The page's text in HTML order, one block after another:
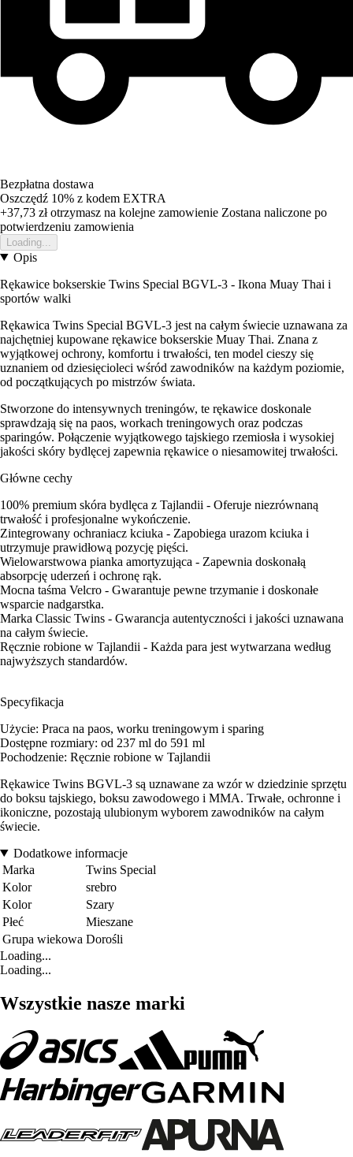
Bezpłatna dostawa
Oszczędź 10% z kodem EXTRA
+37,73 złotrzymasz na kolejne zamowienie Zostana naliczone po
potwierdzeniu zamowienia
Loading...
Opis
Rękawice bokserskie Twins Special BGVL-3 - Ikona Muay Thai i
sportów walki
Rękawica Twins Special BGVL-3 jest na całym świecie uznawana za
najchętniej kupowane rękawice bokserskie Muay Thai. Znana z
wyjątkowej ochrony, komfortu i trwałości, ten model cieszy się
uznaniem od dziesięcioleci wśród zawodników na każdym poziomie,
od początkujących po mistrzów świata.
Stworzone do intensywnych treningów, te rękawice doskonale
sprawdzają się na paos, workach treningowych oraz podczas
sparingów. Połączenie wyjątkowego tajskiego rzemiosła i wysokiej
jakości skóry bydlęcej zapewnia rękawice o niesamowitej trwałości.
Główne cechy
100% premium skóra bydlęca z Tajlandii - Oferuje niezrównaną
trwałość i profesjonalne wykończenie.
Zintegrowany ochraniacz kciuka - Zapobiega urazom kciuka i
utrzymuje prawidłową pozycję pięści.
Wielowarstwowa pianka amortyzująca - Zapewnia doskonałą
absorpcję uderzeń i ochronę rąk.
Mocna taśma Velcro - Gwarantuje pewne trzymanie i doskonałe
wsparcie nadgarstka.
Marka Classic Twins - Gwarancja autentyczności i jakości uznawana
na całym świecie.
Ręcznie robione w Tajlandii - Każda para jest wytwarzana według
najwyższych standardów.
Specyfikacja
Użycie: Praca na paos, worku treningowym i sparing
Dostępne rozmiary: od 237 ml do 591 ml
Pochodzenie: Ręcznie robione w Tajlandii
Rękawice Twins BGVL-3 są uznawane za wzór w dziedzinie sprzętu
do boksu tajskiego, boksu zawodowego i MMA. Trwałe, ochronne i
ikoniczne, pozostają ulubionym wyborem zawodników na całym
świecie.
Dodatkowe informacje
Marka
Twins Special
Kolor
srebro
Kolor
Szary
Płeć
Mieszane
Grupa wiekowa Dorośli
Loading...
Loading...
Wszystkie nasze marki